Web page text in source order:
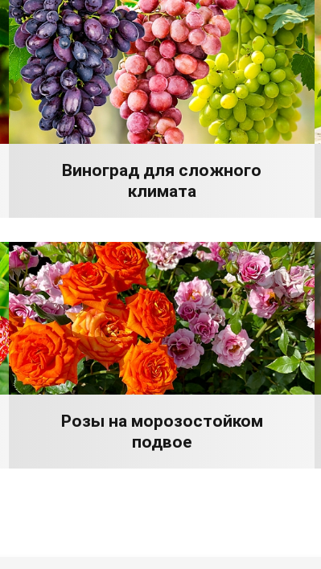
Виноград для сложного
климата
Розы на морозостойком
подвое